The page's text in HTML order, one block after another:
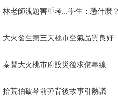
林老師洩題害重考...學生：憑什麼？
大火發生第三天桃市空氣品質良好
泰豐大火桃市府設災後求償專線
拾荒伯破琴前彈背後故事引熱議